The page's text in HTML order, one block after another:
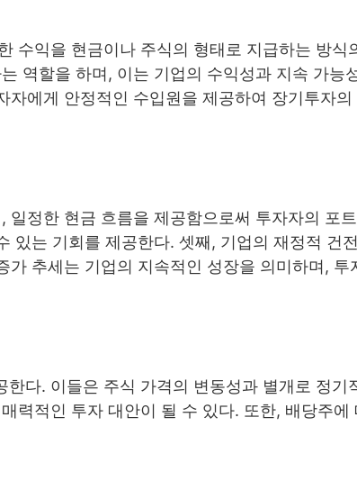
수익을 현금이나 주식의 형태로 지급하는 방식
역할을 하며, 이는 기업의 수익성과 지속 가능
에게 안정적인 수입원을 제공하여 장기투자의
정한 현금 흐름을 제공함으로써 투자자의 포
있는 기회를 제공한다. 셋째, 기업의 재정적 건
추세는 기업의 지속적인 성장을 의미하며, 투
다. 이들은 주식 가격의 변동성과 별개로 정기
력적인 투자 대안이 될 수 있다. 또한, 배당주에